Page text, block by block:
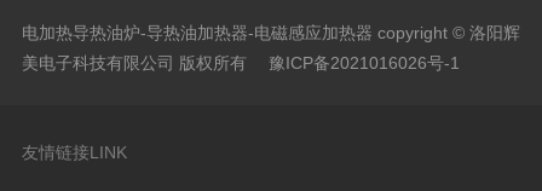
电加热导热油炉-导热油加热器-电磁感应加热器 copyright © 洛阳辉
美电子科技有限公司 版权所有
豫ICP备2021016026号-1
友情链接LINK